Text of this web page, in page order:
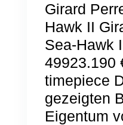
Girard
Hawk II
Sea-Hawk
49923.190
timepiece
gezeigten
Eigentum